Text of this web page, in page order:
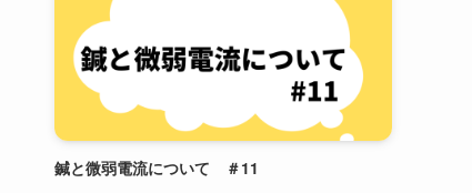
鍼と微弱電流について ＃11